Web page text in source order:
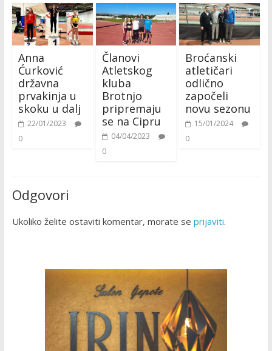
Anna
Ćurković
državna
prvakinja u
skoku u dalj
22/01/2023
0
Članovi
Atletskog
kluba
Brotnjo
pripremaju
se na Cipru
04/04/2023
0
Broćanski
atletičari
odlično
započeli
novu sezonu
15/01/2024
0
Odgovori
Ukoliko želite ostaviti komentar, morate se prijaviti.